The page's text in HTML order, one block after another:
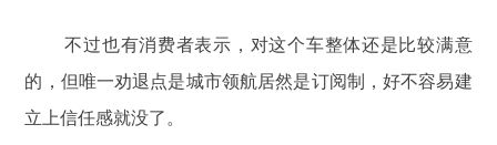
不过也有消费者表示，对这个车整体还是比较满意
的，但唯一劝退点是城市领航居然是订阅制，好不容易建
立上信任感就没了。